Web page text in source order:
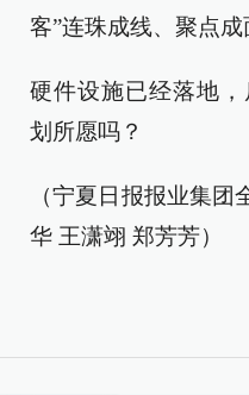
客”连珠成线、聚点成
硬件设施已经落地
划所愿吗？
（宁夏日报报业集
华 王潇翊 郑芳芳）